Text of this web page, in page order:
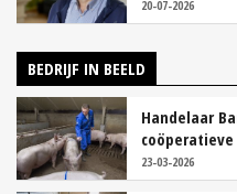
20-07-2026
BEDRIJF IN BEELD
Handelaar
23-03-2026